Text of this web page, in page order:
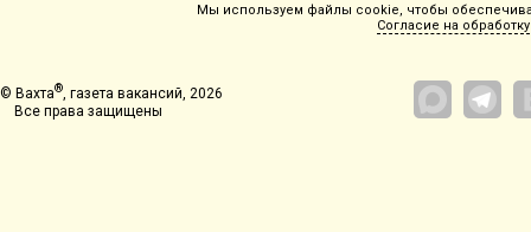
Мы используем файлы cookie, чтобы
Согласие на обработку
© Вахта® , газета вакансий, 2026
Все права защищены